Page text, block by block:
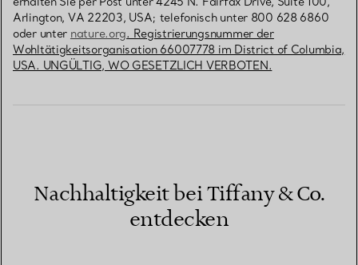
Arlington, VA 22203, USA; telefonisch unter 800 628 6860
oder unter nature.org. Registrierungsnummer der
Wohltätigkeitsorganisation 66007778 im District of Columbia,
USA. UNGÜLTIG, WO GESETZLICH VERBOTEN.
Nachhaltigkeit bei Tiffany & Co.
entdecken